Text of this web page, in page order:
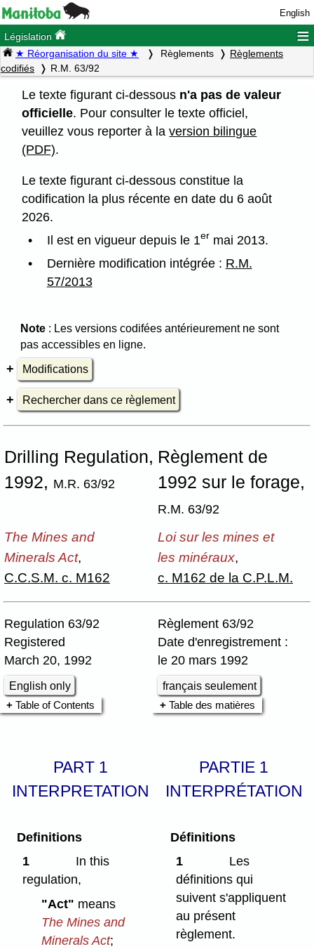
English
Législation ≡
★ Réorganisation du site ★ Règlements
Règlements
codifiés
R.M. 63/92
Le texte figurant ci-dessous n'a pas de valeur
officielle. Pour consulter le texte officiel,
veuillez vous reporter à laversion bilingue
(PDF).
Le texte figurant ci-dessous constitue la
codification la plus récente en date du 6 août
2026.
Il est en vigueur depuis le 1er mai 2013.
Dernière modification intégrée : R.M.
57/2013
Note: Les versions codifées antérieurement ne sont
pas accessibles en ligne.
Modifications
Rechercher dans ce règlement
Drilling Regulation,
1992, M.R. 63/92
Règlement de
1992 sur le forage,
R.M. 63/92
The Mines and
Minerals Act,
C.C.S.M. c. M162
Loi sur les mines et
les minéraux,
c. M162 de la C.P.L.M.
Regulation 63/92
Registered
March 20, 1992
English only
Règlement 63/92
Date d'enregistrement :
le 20 mars 1992
français seulement
Table of Contents
Table des matières
PART 1
INTERPRETATION
PARTIE 1
INTERPRÉTATION
Definitions
1
In this
regulation,
"Act" means
The Mines and
Minerals Act;
Définitions
1
Les
définitions qui
suivent s'appliquent
au présent
règlement.